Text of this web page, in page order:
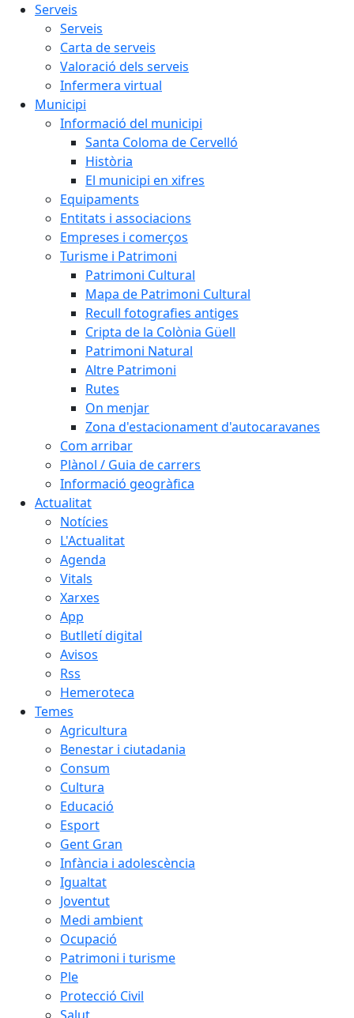
Serveis
Serveis
Carta de serveis
Valoració dels serveis
Infermera virtual
Municipi
Informació del municipi
Santa Coloma de Cervelló
Història
El municipi en xifres
Equipaments
Entitats i associacions
Empreses i comerços
Turisme i Patrimoni
Patrimoni Cultural
Mapa de Patrimoni Cultural
Recull fotografies antiges
Cripta de la Colònia Güell
Patrimoni Natural
Altre Patrimoni
Rutes
On menjar
Zona d'estacionament d'autocaravanes
Com arribar
Plànol / Guia de carrers
Informació geogràfica
Actualitat
Notícies
L'Actualitat
Agenda
Vitals
Xarxes
App
Butlletí digital
Avisos
Rss
Hemeroteca
Temes
Agricultura
Benestar i ciutadania
Consum
Cultura
Educació
Esport
Gent Gran
Infància i adolescència
Igualtat
Joventut
Medi ambient
Ocupació
Patrimoni i turisme
Ple
Protecció Civil